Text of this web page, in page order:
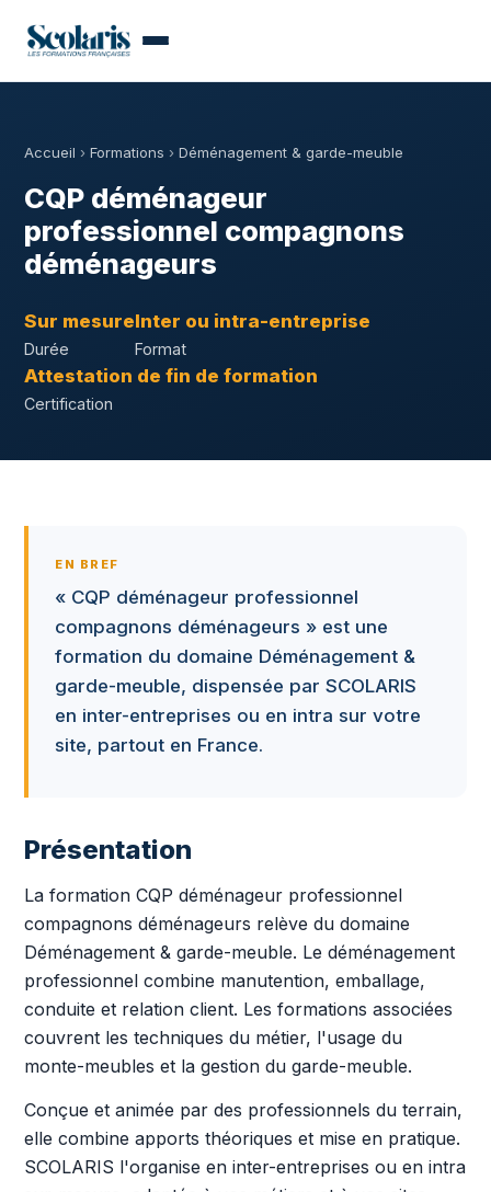
Accueil › Formations › Déménagement & garde-meuble
CQP déménageur
professionnel compagnons
déménageurs
Sur mesure
Durée
Inter ou intra-entreprise
Format
Attestation de fin de formation
Certification
EN BREF
« CQP déménageur professionnel
compagnons déménageurs » est une
formation du domaine Déménagement &
garde-meuble, dispensée par SCOLARIS
en inter-entreprises ou en intra sur votre
site, partout en France.
Présentation
La formation CQP déménageur professionnel
compagnons déménageurs relève du domaine
Déménagement & garde-meuble. Le déménagement
professionnel combine manutention, emballage,
conduite et relation client. Les formations associées
couvrent les techniques du métier, l'usage du
monte-meubles et la gestion du garde-meuble.
Conçue et animée par des professionnels du terrain,
elle combine apports théoriques et mise en pratique.
SCOLARIS l'organise en inter-entreprises ou en intra